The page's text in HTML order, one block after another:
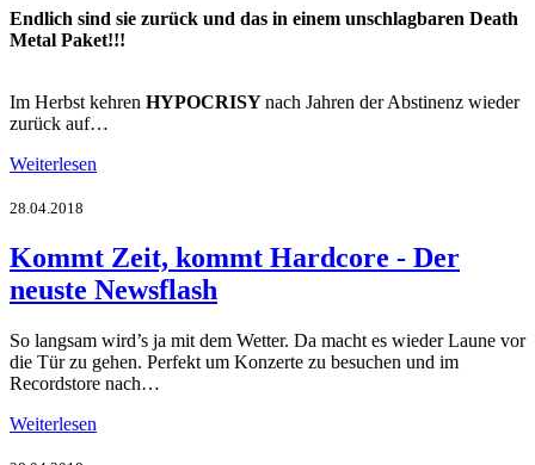
Endlich sind sie zurück und das in einem unschlagbaren Death
Metal Paket!!!
Im Herbst kehren HYPOCRISYnach Jahren der Abstinenz wieder
zurück auf…
Weiterlesen
28.04.2018
Kommt Zeit, kommt Hardcore - Der
neuste Newsflash
So langsam wird’s ja mit dem Wetter. Da macht es wieder Laune vor
die Tür zu gehen. Perfekt um Konzerte zu besuchen und im
Recordstore nach…
Weiterlesen